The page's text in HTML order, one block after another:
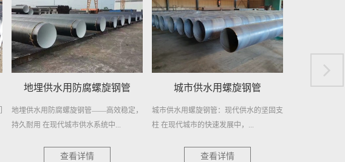
城市供水用螺旋钢管
城市供水用螺旋钢管：现代供水的坚固支
柱 在现代城市的快速发展中，...
查看详情
供水用螺旋焊接钢管
供水用螺旋焊接钢管——稳定供水，信赖
之选 在供水工程领域，选择一种...
查看详情
自来水